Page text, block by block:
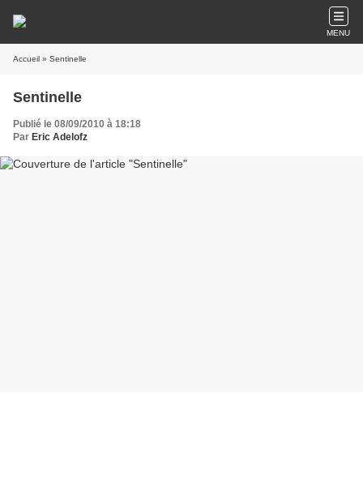
MENU
Accueil » Sentinelle
Sentinelle
Publié le 08/09/2010 à 18:18
Par Eric Adelofz